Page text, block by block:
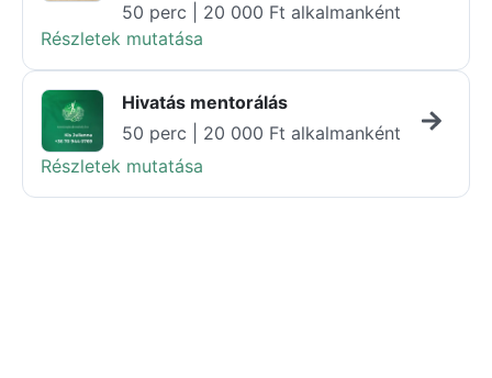
50 perc | 20 000 Ft alkalmanként
Részletek mutatása
Hivatás mentorálás
50 perc | 20 000 Ft alkalmanként
Részletek mutatása